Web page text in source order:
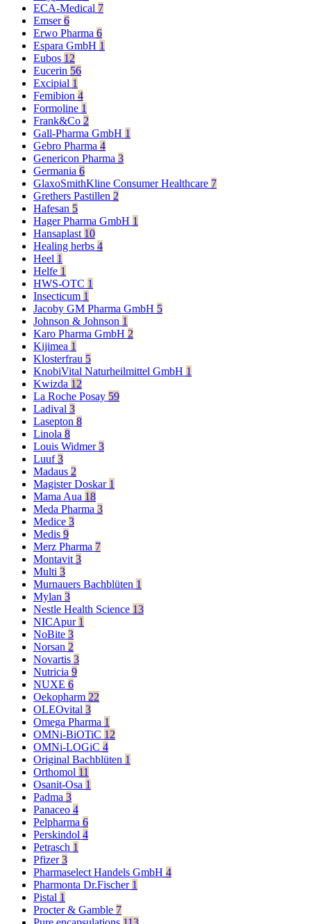
ECA-Medical 7
Emser6
Erwo Pharma 6
Espara GmbH 1
Eubos 12
Eucerin 56
Excipial 1
Femibion 4
Formoline 1
Frank&Co 2
Gall-Pharma GmbH 1
Gebro Pharma 4
Genericon Pharma 3
Germania 6
GlaxoSmithKline Consumer Healthcare 7
Grethers Pastillen 2
Hafesan 5
Hager Pharma GmbH 1
Hansaplast 10
Healing herbs 4
Heel 1
Helfe 1
HWS-OTC 1
Insecticum 1
Jacoby GM Pharma GmbH 5
Johnson & Johnson 1
Karo Pharma GmbH 2
Kijimea 1
Klosterfrau 5
KnobiVital Naturheilmittel GmbH 1
Kwizda 12
La Roche Posay 59
Ladival 3
Lasepton 8
Linola 8
Louis Widmer3
Luuf3
Madaus 2
Magister Doskar 1
Mama Aua 18
Meda Pharma 3
Medice 3
Medis 9
Merz Pharma 7
Montavit3
Multi 3
Murnauers Bachblüten 1
Mylan 3
Nestle Health Science 13
NICApur 1
NoBite 3
Norsan 2
Novartis 3
Nutricia 9
NUXE 6
Oekopharm 22
OLEOvital 3
Omega Pharma 1
OMNi-BiOTiC 12
OMNi-LOGiC 4
Original Bachblüten 1
Orthomol 11
Osanit-Osa 1
Padma 3
Panaceo 4
Pelpharma 6
Perskindol 4
Petrasch 1
Pfizer3
Pharmaselect Handels GmbH 4
Pharmonta Dr.Fischer 1
Pistal 1
Procter & Gamble 7